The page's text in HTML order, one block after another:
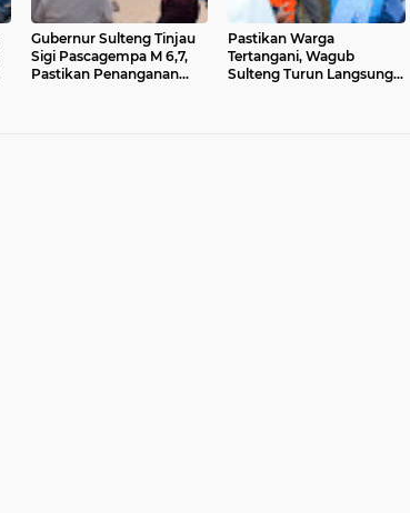
Gubernur Sulteng Tinjau
Sigi Pascagempa M 6,7,
Pastikan Penanganan
Pastikan Warga
Tertangani, Wagub
Sulteng Turun Langsung